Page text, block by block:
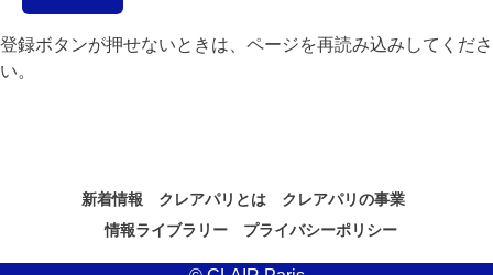
登録ボタンが押せないときは、ページを再読み込みしてくださ
い。
新着情報 クレアパリとは
クレアパリの事業
情報ライブラリー
プライバシーポリシー